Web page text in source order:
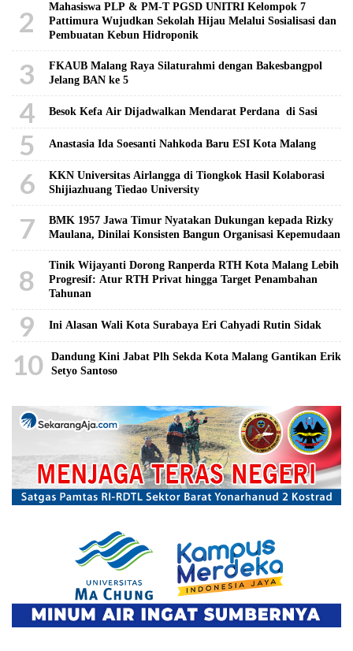
2
Mahasiswa PLP & PM-T PGSD UNITRI Kelompok 7
Pattimura Wujudkan Sekolah Hijau Melalui Sosialisasi dan
Pembuatan Kebun Hidroponik
3
FKAUB Malang Raya Silaturahmi dengan Bakesbangpol
Jelang BAN ke 5
4 Besok Kefa Air Dijadwalkan Mendarat Perdana di Sasi
5 Anastasia Ida Soesanti Nahkoda Baru ESI Kota Malang
6
KKN Universitas Airlangga di Tiongkok Hasil Kolaborasi ​
Shijiazhuang Tiedao University
7
BMK 1957 Jawa Timur Nyatakan Dukungan kepada Rizky
Maulana, Dinilai Konsisten Bangun Organisasi Kepemudaan
8
Tinik Wijayanti Dorong Ranperda RTH Kota Malang Lebih
Progresif: Atur RTH Privat hingga Target Penambahan
Tahunan
9 Ini Alasan Wali Kota Surabaya Eri Cahyadi Rutin Sidak
10
Dandung Kini Jabat Plh Sekda Kota Malang Gantikan Erik
Setyo Santoso